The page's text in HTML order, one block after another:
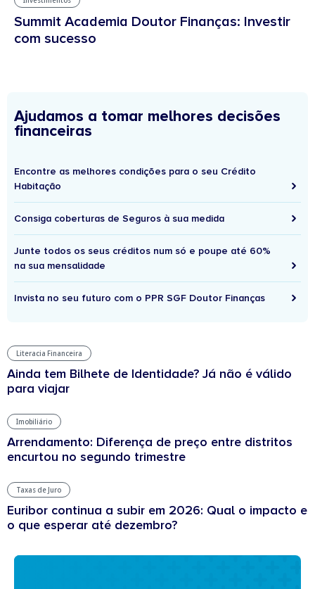
Summit Academia Doutor Finanças: Investir
com sucesso
Ajudamos a tomar melhores decisões
financeiras
Encontre as melhores condições para o seu Crédito
Habitação
Consiga coberturas de Seguros à sua medida
Junte todos os seus créditos num só e poupe até 60%
na sua mensalidade
Invista no seu futuro com o PPR SGF Doutor Finanças
Literacia Financeira
Ainda tem Bilhete de Identidade? Já não é válido
para viajar
Imobiliário
Arrendamento: Diferença de preço entre distritos
encurtou no segundo trimestre
Taxas de Juro
Euribor continua a subir em 2026: Qual o impacto e
o que esperar até dezembro?